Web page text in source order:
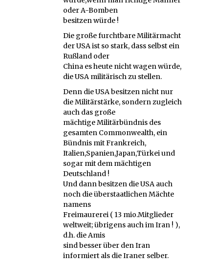
oder A-Bomben
besitzen würde !
Die große furchtbare Militärmacht
der USA ist so stark, dass selbst ein
Rußland oder
China es heute nicht wagen würde,
die USA militärisch zu stellen.
Denn die USA besitzen nicht nur
die Militärstärke, sondern zugleich
auch das große
mächtige Militärbündnis des
gesamten Commonwealth, ein
Bündnis mit Frankreich,
Italien,Spanien,Japan,Türkei und
sogar mit dem mächtigen
Deutschland !
Und dann besitzen die USA auch
noch die überstaatlichen Mächte
namens
Freimaurerei ( 13 mio.Mitglieder
weltweit; übrigens auch im Iran ! ),
d.h. die Amis
sind besser über den Iran
informiert als die Iraner selber.